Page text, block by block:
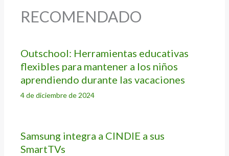
RECOMENDADO
Outschool: Herramientas educativas
flexibles para mantener a los niños
aprendiendo durante las vacaciones
4 de diciembre de 2024
Samsung integra a CINDIE a sus
SmartTVs